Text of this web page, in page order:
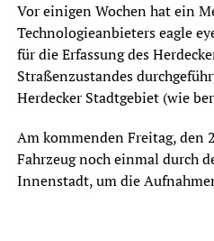
Vor einigen Wochen hat ein
Technologieanbieters eagle
für die Erfassung des
Straßenzustandes
Herdecker Stadtgebiet (wie
Am kommenden Freitag, den
Fahrzeug noch einmal durch
Innenstadt, um die